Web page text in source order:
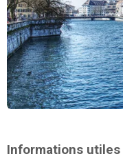
Informations utiles